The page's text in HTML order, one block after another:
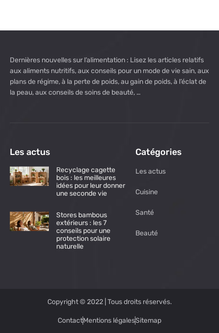
Dernières nouvelles sur l’alimentation : Lisez les articles relatifs
aux aliments nutritifs, aux conseils pour un mode de vie sain, aux
plans de régime, à la perte de poids, au gain de poids, à l’éclat de
la peau, aux conseils de soins de beauté, …
Les actus
Recyclage cagette
bois : les meilleures
idées pour leur donner
une seconde vie
Stores bambous
extérieurs : les 7
conseils pour une
protection solaire
naturelle
Catégories
Les actus
Cuisine
Santé
Beauté
Copyright © 2022 | Tous droits réservés.
ContactMentions légalesSitemap